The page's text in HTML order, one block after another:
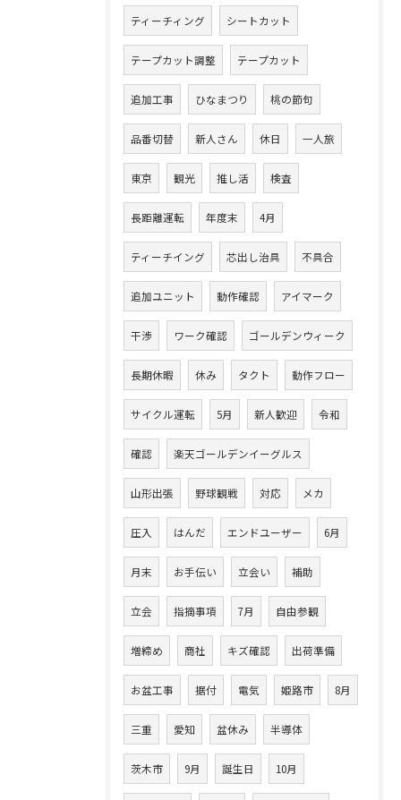
ティーチィング シートカット
テープカット調整 テープカット
追加工事 ひなまつり 桃の節句
品番切替 新人さん 休日 一人旅
東京 観光 推し活 検査
長距離運転 年度末 4月
ティーチイング 芯出し治具 不具合
追加ユニット 動作確認 アイマーク
干渉 ワーク確認 ゴールデンウィーク
長期休暇 休み タクト 動作フロー
サイクル運転 5月 新人歓迎 令和
確認 楽天ゴールデンイーグルス
山形出張 野球観戦 対応 メカ
圧入 はんだ エンドユーザー 6月
月末 お手伝い 立会い 補助
立会 指摘事項 7月 自由参観
増締め 商社 キズ確認 出荷準備
お盆工事 据付 電気 姫路市 8月
三重 愛知 盆休み 半導体
茨木市 9月 誕生日 10月